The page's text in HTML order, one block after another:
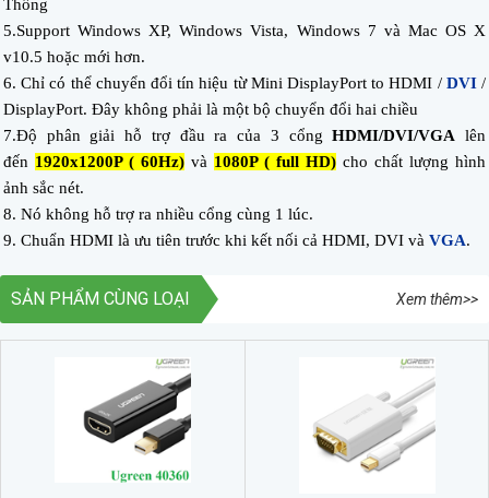
Thống
5.Support Windows XP, Windows Vista, Windows 7 và Mac OS X
v10.5 hoặc mới hơn.
6. Chỉ có thể chuyển đổi tín hiệu từ Mini DisplayPort to HDMI / DVI/
DisplayPort. Đây không phải là một bộ chuyển đổi hai chiều
7.Độ phân giải hỗ trợ đầu ra của 3 cổngHDMI/DVI/VGA lên
đến 1920x1200P ( 60Hz) và 1080P ( full HD) cho chất lượng hình
ảnh sắc nét.
8. Nó không hỗ trợ ra nhiều cổng cùng 1 lúc.
9. Chuẩn HDMI là ưu tiên trước khi kết nối cả HDMI, DVI và VGA.
Xem thêm>>
SẢN PHẨM CÙNG LOẠI